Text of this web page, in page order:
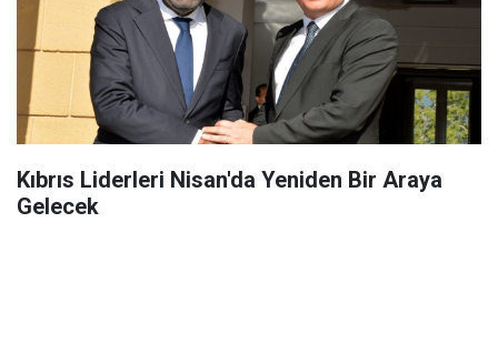
Kıbrıs Liderleri Nisan'da Yeniden Bir Araya
Gelecek